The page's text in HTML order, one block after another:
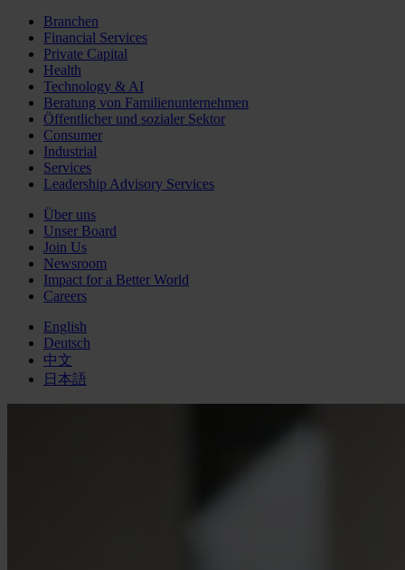
Branchen
Financial Services
Private Capital
Health
Technology & AI
Beratung von Familienunternehmen
Öffentlicher und sozialer Sektor
Consumer
Industrial
Services
Leadership Advisory Services
Über uns
Unser Board
Join Us
Newsroom
Impact for a Better World
Careers
English
Deutsch
中文
日本語